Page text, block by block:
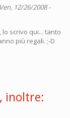
12/26/2008 -
scrivo qui... tanto
più regali. ;-D
inoltre: